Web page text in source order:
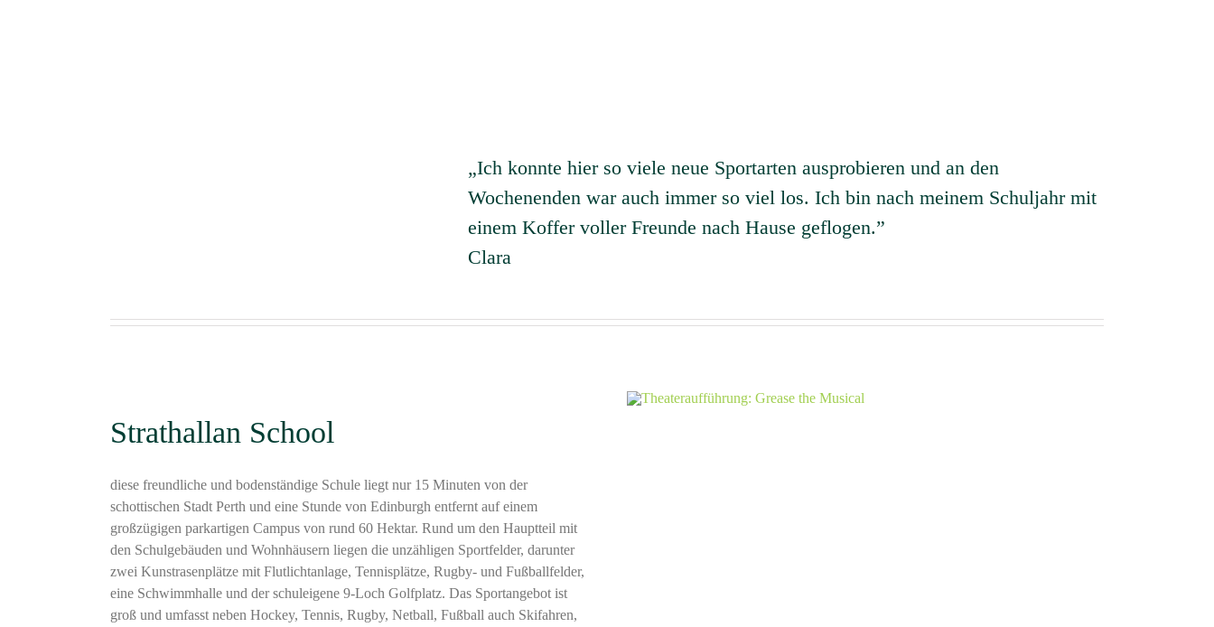
„Ich konnte hier so viele neue Sportarten ausprobieren und an den
Wochenenden war auch immer so viel los. Ich bin nach meinem Schuljahr mit
einem Koffer voller Freunde nach Hause geflogen.”
Clara
Strathallan School
diese freundliche und bodenständige Schule liegt nur 15 Minuten von der
schottischen Stadt Perth und eine Stunde von Edinburgh entfernt auf einem
großzügigen parkartigen Campus von rund 60 Hektar. Rund um den Hauptteil mit
den Schulgebäuden und Wohnhäusern liegen die unzähligen Sportfelder, darunter
zwei Kunstrasenplätze mit Flutlichtanlage, Tennisplätze, Rugby- und Fußballfelder,
eine Schwimmhalle und der schuleigene 9-Loch Golfplatz. Das Sportangebot ist
groß und umfasst neben Hockey, Tennis, Rugby, Netball, Fußball auch Skifahren,